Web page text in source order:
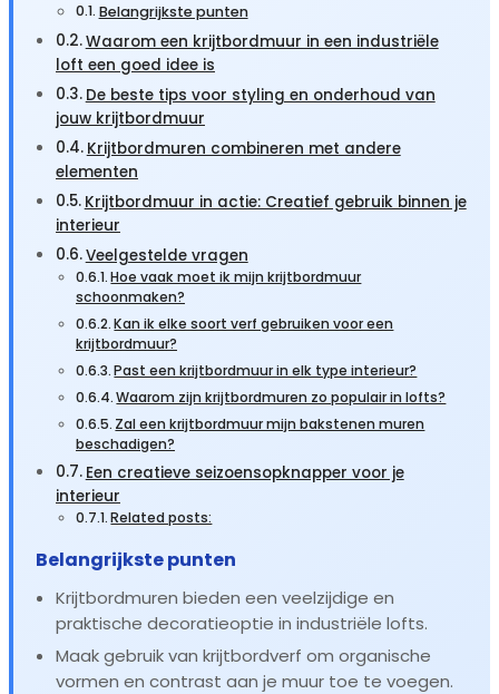
Belangrijkste punten
Waarom een krijtbordmuur in een industriële
loft een goed idee is
De beste tips voor styling en onderhoud van
jouw krijtbordmuur
Krijtbordmuren combineren met andere
elementen
Krijtbordmuur in actie: Creatief gebruik binnen je
interieur
Veelgestelde vragen
Hoe vaak moet ik mijn krijtbordmuur
schoonmaken?
Kan ik elke soort verf gebruiken voor een
krijtbordmuur?
Past een krijtbordmuur in elk type interieur?
Waarom zijn krijtbordmuren zo populair in lofts?
Zal een krijtbordmuur mijn bakstenen muren
beschadigen?
Een creatieve seizoensopknapper voor je
interieur
Related posts:
Belangrijkste punten
Krijtbordmuren bieden een veelzijdige en
praktische decoratieoptie in industriële lofts.
Maak gebruik van krijtbordverf om organische
vormen en contrast aan je muur toe te voegen.